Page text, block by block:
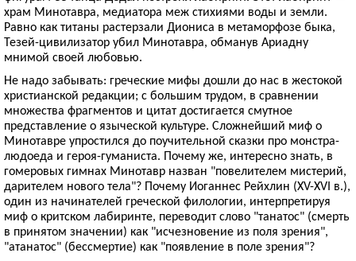
храм Минотавра, медиатора меж стихиями воды и земли.
Равно как титаны растерзали Диониса в метаморфозе быка,
Тезей-цивилизатор убил Минотавра, обманув Ариадну
мнимой своей любовью.
Не надо забывать: греческие мифы дошли до нас в жестокой
христианской редакции; с большим трудом, в сравнении
множества фрагментов и цитат достигается смутное
представление о языческой культуре. Сложнейший миф о
Минотавре упростился до поучительной сказки про монстра-
людоеда и героя-гуманиста. Почему же, интересно знать, в
гомеровых гимнах Минотавр назван "повелителем мистерий,
дарителем нового тела"? Почему Иоганнес Рейхлин (XV-XVI в.),
один из начинателей греческой филологии, интерпретируя
миф о критском лабиринте, переводит слово "танатос" (смерть
в принятом значении) как "исчезновение из поля зрения",
"атанатос" (бессмертие) как "появление в поле зрения"?